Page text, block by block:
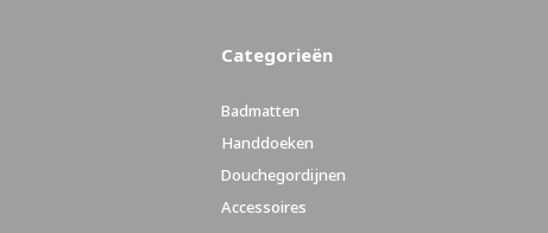
Categorieën
Badmatten
Handdoeken
Douchegordijnen
Accessoires